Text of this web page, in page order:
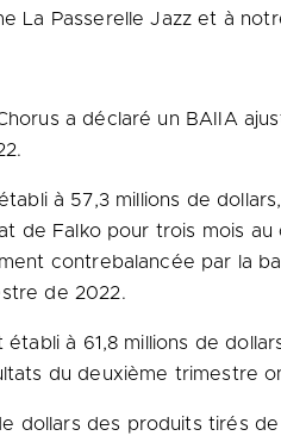
La Passerelle Jazz et à
a déclaré un BAIIA
à 57,3 millions de
de Falko pour trois mois
contrebalancée par la
de 2022.
établi à 61,8 millions de
du deuxième trimestre
dollars des produits tirés